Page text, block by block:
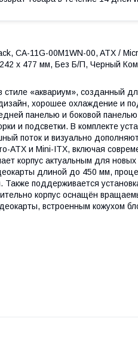
CA-11G-00M1WN-00, ATX /
x 477 мм, Без Б/П, Черный
«аквариум», созданный
хорошее охлаждение и
панелью и боковой панелью
и подсветки. В комплекте
поток и визуально
ATX и Mini-ITX, включая
корпус актуальным для новых
длиной до 450 мм,
поддерживается
корпус оснащён
встроенным кожухом